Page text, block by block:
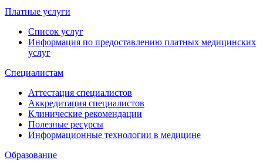
Платные услуги
Список услуг
Информация по предоставлению платных медицинских
услуг
Специалистам
Аттестация специалистов
Аккредитация специалистов
Клинические рекомендации
Полезные ресурсы
Информационные технологии в медицине
Образование